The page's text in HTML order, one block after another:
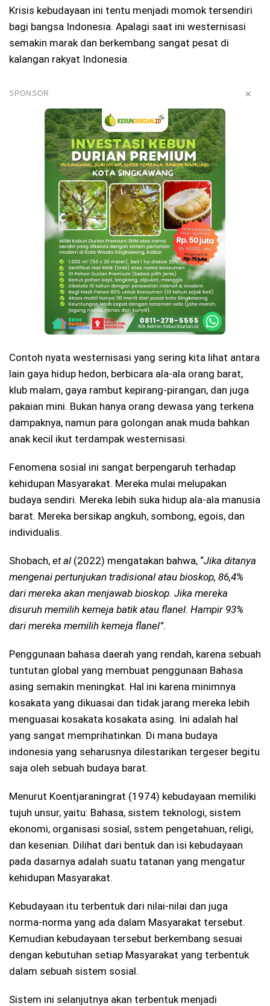
Krisis kebudayaan ini tentu menjadi momok tersendiri
bagi bangsa Indonesia. Apalagi saat ini westernisasi
semakin marak dan berkembang sangat pesat di
kalangan rakyat Indonesia.
SPONSOR ✕
Contoh nyata westernisasi yang sering kita lihat antara
lain gaya hidup hedon, berbicara ala-ala orang barat,
klub malam, gaya rambut kepirang-pirangan, dan juga
pakaian mini. Bukan hanya orang dewasa yang terkena
dampaknya, namun para golongan anak muda bahkan
anak kecil ikut terdampak westernisasi.
Fenomena sosial ini sangat berpengaruh terhadap
kehidupan Masyarakat. Mereka mulai melupakan
budaya sendiri. Mereka lebih suka hidup ala-ala manusia
barat. Mereka bersikap angkuh, sombong, egois, dan
individualis.
Shobach, et al (2022) mengatakan bahwa, “Jika ditanya
mengenai pertunjukan tradisional atau bioskop, 86,4%
dari mereka akan menjawab bioskop. Jika mereka
disuruh memilih kemeja batik atau flanel. Hampir 93%
dari mereka memilih kemeja flanel”.
Penggunaan bahasa daerah yang rendah, karena sebuah
tuntutan global yang membuat penggunaan Bahasa
asing semakin meningkat. Hal ini karena minimnya
kosakata yang dikuasai dan tidak jarang mereka lebih
menguasai kosakata kosakata asing. Ini adalah hal
yang sangat memprihatinkan. Di mana budaya
indonesia yang seharusnya dilestarikan tergeser begitu
saja oleh sebuah budaya barat.
Menurut Koentjaraningrat (1974) kebudayaan memiliki
tujuh unsur, yaitu: Bahasa, sistem teknologi, sistem
ekonomi, organisasi sosial, sstem pengetahuan, religi,
dan kesenian. Dilihat dari bentuk dan isi kebudayaan
pada dasarnya adalah suatu tatanan yang mengatur
kehidupan Masyarakat.
Kebudayaan itu terbentuk dari nilai-nilai dan juga
norma-norma yang ada dalam Masyarakat tersebut.
Kemudian kebudayaan tersebut berkembang sesuai
dengan kebutuhan setiap Masyarakat yang terbentuk
dalam sebuah sistem sosial.
Sistem ini selanjutnya akan terbentuk menjadi